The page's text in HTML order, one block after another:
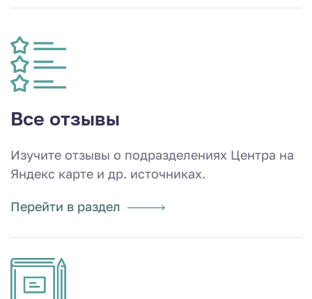
Все отзывы
Изучите отзывы о подразделениях Центра на
Яндекс карте и др. источниках.
Перейти в раздел